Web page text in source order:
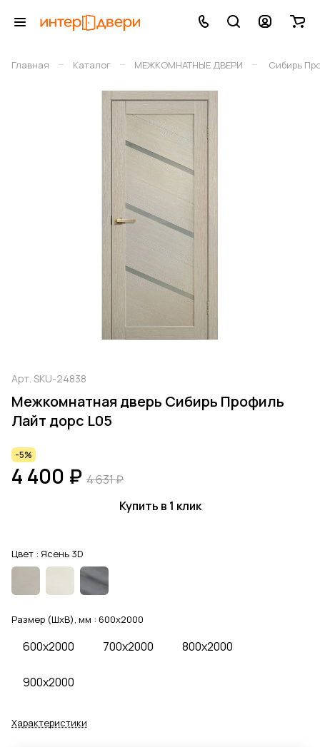
Главная – Каталог – МЕЖКОМНАТНЫЕ ДВЕРИ – Сибирь
Арт. SKU-24838
Межкомнатная дверь Сибирь Профиль
Лайт дорс L05
-5%
4 400 ₽ 4 631 ₽
Купить в 1 клик
Цвет : Ясень 3D
Размер (ШхВ), мм : 600x2000
600x2000 700x2000 800x2000
900x2000
Характеристики